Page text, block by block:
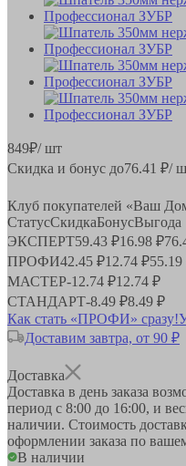
849₽/ шт
Скидка и бонус до76.41 ₽/
Клуб покупателей «Ваш
СтатусСкидкаБонусВыгода
ЭКСПЕРТ59.43 ₽16.98 ₽
ПРОФИ42.45 ₽12.74 ₽55.19
МАСТЕР-12.74 ₽12.74 ₽
СТАНДАРТ-8.49 ₽8.49 ₽
Как стать «ПРОФИ» сразу!
Доставим завтра, от 90 ₽
Доставка
Доставка в день заказа
период с 8:00 до 16:00, и
наличии. Стоимость
оформлении заказа по
В наличии